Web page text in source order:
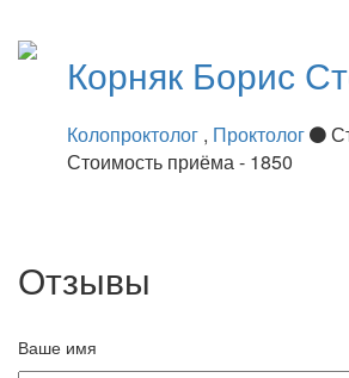
Корняк Борис
Колопроктолог , Проктолог
Стоимость приёма - 1850
Отзывы
Ваше имя